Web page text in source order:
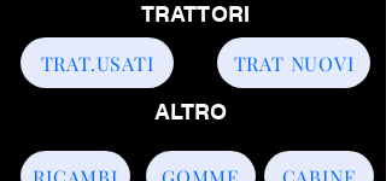
TRAT.USATI TRAT NUOVI
TRATTORI
ALTRO